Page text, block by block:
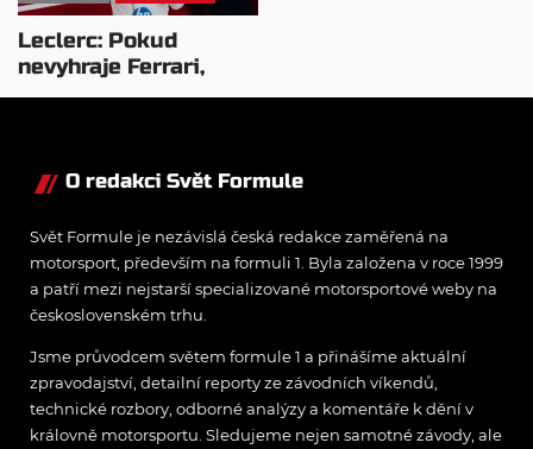
Leclerc: Pokud
nevyhraje Ferrari,
přeji titul
O redakci Svět Formule
Svět Formule je nezávislá česká redakce zaměřená na
motorsport, především na formuli 1. Byla založena v roce 1999
a patří mezi nejstarší specializované motorsportové weby na
československém trhu.
Jsme průvodcem světem formule 1 a přinášíme aktuální
zpravodajství, detailní reporty ze závodních víkendů,
technické rozbory, odborné analýzy a komentáře k dění v
královně motorsportu. Sledujeme nejen samotné závody, ale